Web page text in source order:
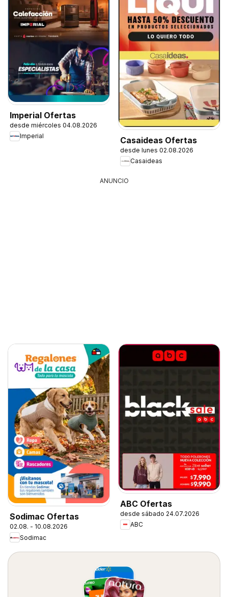
Imperial Ofertas
desde miércoles 04.08.2026
Imperial
Casaideas Ofertas
desde lunes 02.08.2026
Casaideas
ANUNCIO
Sodimac Ofertas
02.08. - 10.08.2026
Sodimac
ABC Ofertas
desde sábado 24.07.2026
ABC